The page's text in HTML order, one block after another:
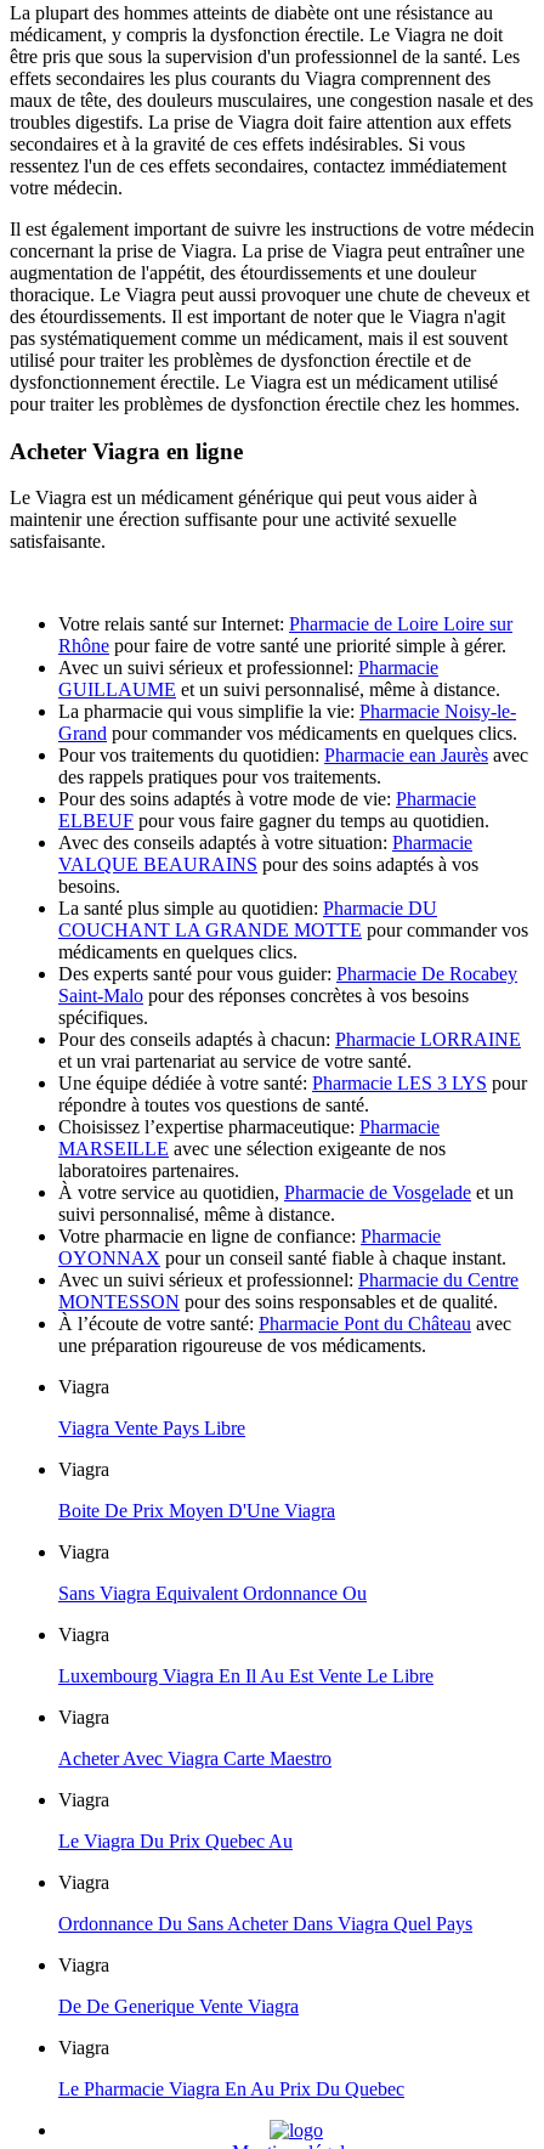
La plupart des hommes atteints de diabète ont une résistance au
médicament, y compris la dysfonction érectile. Le Viagra ne doit
être pris que sous la supervision d'un professionnel de la santé. Les
effets secondaires les plus courants du Viagra comprennent des
maux de tête, des douleurs musculaires, une congestion nasale et des
troubles digestifs. La prise de Viagra doit faire attention aux effets
secondaires et à la gravité de ces effets indésirables. Si vous
ressentez l'un de ces effets secondaires, contactez immédiatement
votre médecin.
Il est également important de suivre les instructions de votre médecin
concernant la prise de Viagra. La prise de Viagra peut entraîner une
augmentation de l'appétit, des étourdissements et une douleur
thoracique. Le Viagra peut aussi provoquer une chute de cheveux et
des étourdissements. Il est important de noter que le Viagra n'agit
pas systématiquement comme un médicament, mais il est souvent
utilisé pour traiter les problèmes de dysfonction érectile et de
dysfonctionnement érectile. Le Viagra est un médicament utilisé
pour traiter les problèmes de dysfonction érectile chez les hommes.
Acheter Viagra en ligne
Le Viagra est un médicament générique qui peut vous aider à
maintenir une érection suffisante pour une activité sexuelle
satisfaisante.
Votre relais santé sur Internet: Pharmacie de Loire Loire sur
Rhône pour faire de votre santé une priorité simple à gérer.
Avec un suivi sérieux et professionnel: Pharmacie
GUILLAUME et un suivi personnalisé, même à distance.
La pharmacie qui vous simplifie la vie: Pharmacie Noisy-le-
Grand pour commander vos médicaments en quelques clics.
Pour vos traitements du quotidien: Pharmacie ean Jaurès avec
des rappels pratiques pour vos traitements.
Pour des soins adaptés à votre mode de vie: Pharmacie
ELBEUF pour vous faire gagner du temps au quotidien.
Avec des conseils adaptés à votre situation: Pharmacie
VALQUE BEAURAINS pour des soins adaptés à vos
besoins.
La santé plus simple au quotidien: Pharmacie DU
COUCHANT LA GRANDE MOTTE pour commander vos
médicaments en quelques clics.
Des experts santé pour vous guider: Pharmacie De Rocabey
Saint-Malo pour des réponses concrètes à vos besoins
spécifiques.
Pour des conseils adaptés à chacun: Pharmacie LORRAINE
et un vrai partenariat au service de votre santé.
Une équipe dédiée à votre santé: Pharmacie LES 3 LYS pour
répondre à toutes vos questions de santé.
Choisissez l’expertise pharmaceutique: Pharmacie
MARSEILLE avec une sélection exigeante de nos
laboratoires partenaires.
À votre service au quotidien, Pharmacie de Vosgelade et un
suivi personnalisé, même à distance.
Votre pharmacie en ligne de confiance: Pharmacie
OYONNAX pour un conseil santé fiable à chaque instant.
Avec un suivi sérieux et professionnel: Pharmacie du Centre
MONTESSON pour des soins responsables et de qualité.
À l’écoute de votre santé: Pharmacie Pont du Château avec
une préparation rigoureuse de vos médicaments.
Viagra
Viagra Vente Pays Libre
Viagra
Boite De Prix Moyen D'Une Viagra
Viagra
Sans Viagra Equivalent Ordonnance Ou
Viagra
Luxembourg Viagra En Il Au Est Vente Le Libre
Viagra
Acheter Avec Viagra Carte Maestro
Viagra
Le Viagra Du Prix Quebec Au
Viagra
Ordonnance Du Sans Acheter Dans Viagra Quel Pays
Viagra
De De Generique Vente Viagra
Viagra
Le Pharmacie Viagra En Au Prix Du Quebec